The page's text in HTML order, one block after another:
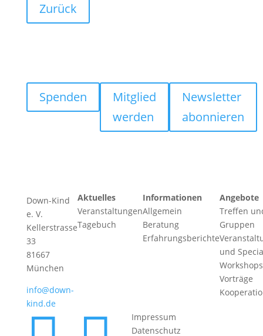
Zurück
Spenden
Mitglied
werden
Newsletter
abonnieren
Down-Kind
e. V.
Kellerstrasse
33
81667
München
info@down-
kind.de
Aktuelles
Veranstaltungen
Tagebuch
Informationen
Allgemein
Beratung
Erfahrungsberichte
Angebote
Treffen
Gruppen
und
Vorträge
Impressum
Datenschutz